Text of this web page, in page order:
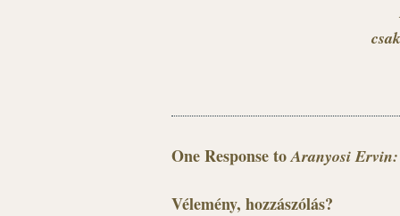
One Response toAranyosi
Vélemény, hozzászólás?